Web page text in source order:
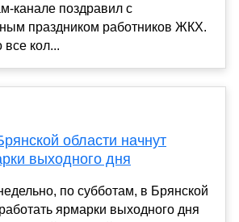
канале поздравил с
праздником работников ЖКХ.
все кол...
области начнут
выходного дня
по субботам, в Брянской
ярмарки выходного дня